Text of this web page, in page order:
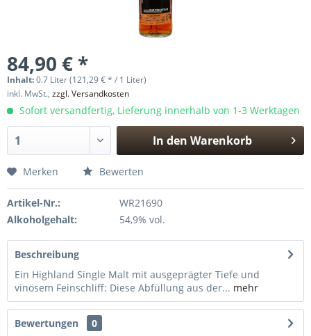
84,90 € *
Inhalt:0.7 Liter (121,29 € * / 1 Liter)
inkl. MwSt., zzgl. Versandkosten
Sofort versandfertig, Lieferung innerhalb von 1-3 Werktagen
In den Warenkorb
Merken Bewerten
Artikel-Nr.:
WR21690
Alkoholgehalt:
54,9% vol.
Beschreibung
Ein Highland Single Malt mit ausgeprägter Tiefe und
vinösem Feinschliff: Diese Abfüllung aus der... mehr
Bewertungen
0